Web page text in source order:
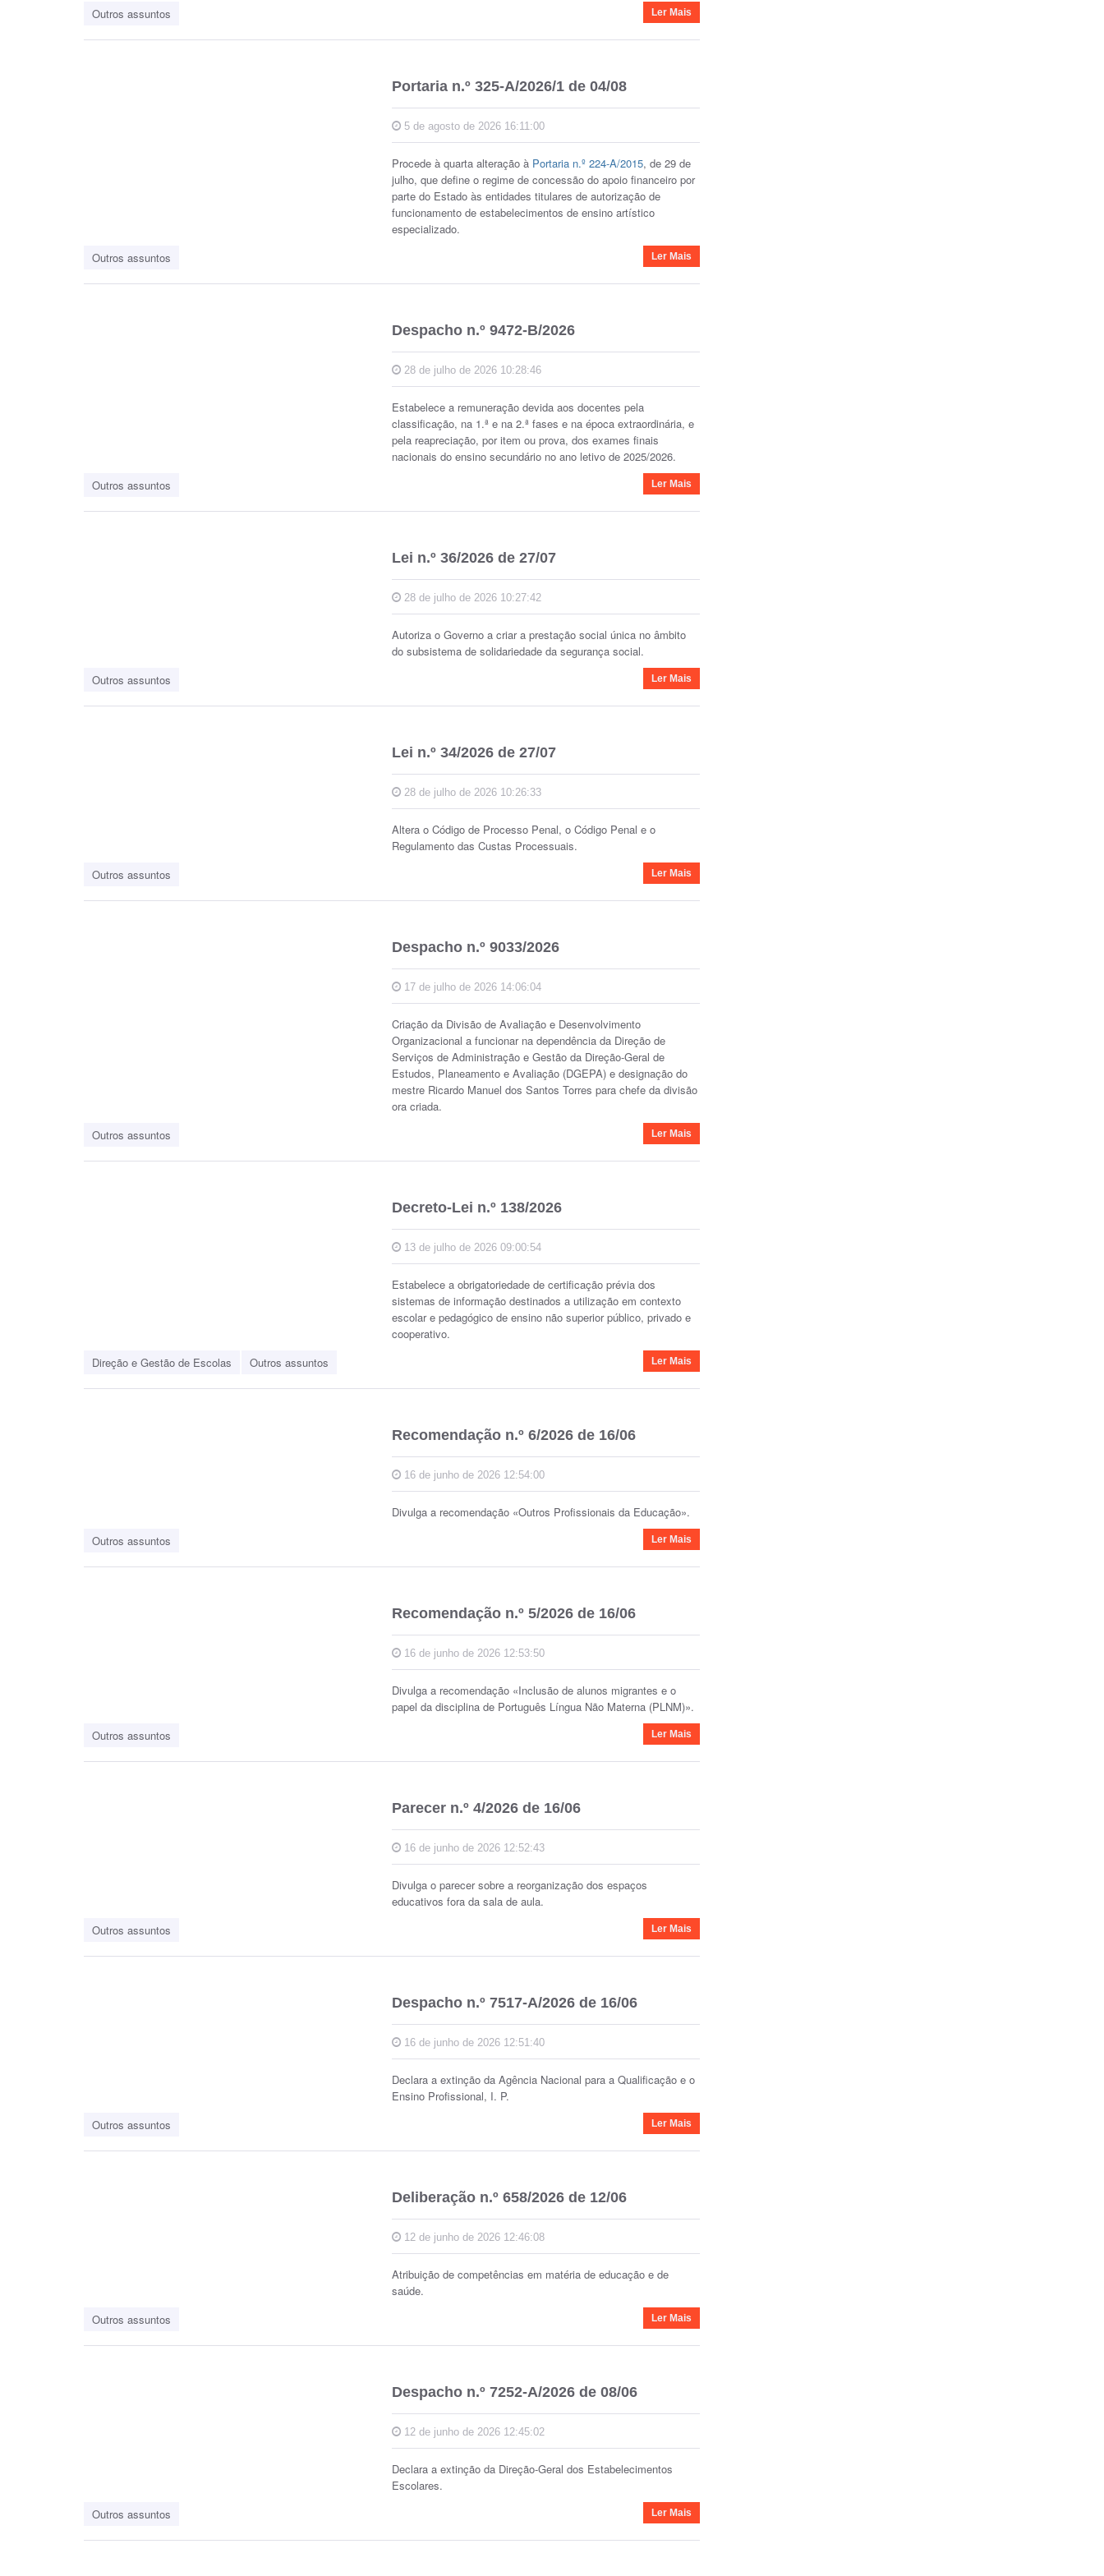
Outros assuntos
Ler Mais
Portaria n.º 325-A/2026/1 de 04/08
5 de agosto de 2026 16:11:00
Procede à quarta alteração à Portaria n.º 224-A/2015, de 29 de
julho, que define o regime de concessão do apoio financeiro por
parte do Estado às entidades titulares de autorização de
funcionamento de estabelecimentos de ensino artístico
especializado.
Outros assuntos
Ler Mais
Despacho n.º 9472-B/2026
28 de julho de 2026 10:28:46
Estabelece a remuneração devida aos docentes pela
classificação, na 1.ª e na 2.ª fases e na época extraordinária, e
pela reapreciação, por item ou prova, dos exames finais
nacionais do ensino secundário no ano letivo de 2025/2026.
Outros assuntos
Ler Mais
Lei n.º 36/2026 de 27/07
28 de julho de 2026 10:27:42
Autoriza o Governo a criar a prestação social única no âmbito
do subsistema de solidariedade da segurança social.
Outros assuntos
Ler Mais
Lei n.º 34/2026 de 27/07
28 de julho de 2026 10:26:33
Altera o Código de Processo Penal, o Código Penal e o
Regulamento das Custas Processuais.
Outros assuntos
Ler Mais
Despacho n.º 9033/2026
17 de julho de 2026 14:06:04
Criação da Divisão de Avaliação e Desenvolvimento
Organizacional a funcionar na dependência da Direção de
Serviços de Administração e Gestão da Direção-Geral de
Estudos, Planeamento e Avaliação (DGEPA) e designação do
mestre Ricardo Manuel dos Santos Torres para chefe da divisão
ora criada.
Outros assuntos
Ler Mais
Decreto-Lei n.º 138/2026
13 de julho de 2026 09:00:54
Estabelece a obrigatoriedade de certificação prévia dos
sistemas de informação destinados a utilização em contexto
escolar e pedagógico de ensino não superior público, privado e
cooperativo.
Direção e Gestão de Escolas
Outros assuntos Ler Mais
Recomendação n.º 6/2026 de 16/06
16 de junho de 2026 12:54:00
Divulga a recomendação «Outros Profissionais da Educação».
Outros assuntos
Ler Mais
Recomendação n.º 5/2026 de 16/06
16 de junho de 2026 12:53:50
Divulga a recomendação «Inclusão de alunos migrantes e o
papel da disciplina de Português Língua Não Materna (PLNM)».
Outros assuntos
Ler Mais
Parecer n.º 4/2026 de 16/06
16 de junho de 2026 12:52:43
Divulga o parecer sobre a reorganização dos espaços
educativos fora da sala de aula.
Outros assuntos
Ler Mais
Despacho n.º 7517-A/2026 de 16/06
16 de junho de 2026 12:51:40
Declara a extinção da Agência Nacional para a Qualificação e o
Ensino Profissional, I. P.
Outros assuntos
Ler Mais
Deliberação n.º 658/2026 de 12/06
12 de junho de 2026 12:46:08
Atribuição de competências em matéria de educação e de
saúde.
Outros assuntos
Ler Mais
Despacho n.º 7252-A/2026 de 08/06
12 de junho de 2026 12:45:02
Declara a extinção da Direção-Geral dos Estabelecimentos
Escolares.
Outros assuntos
Ler Mais